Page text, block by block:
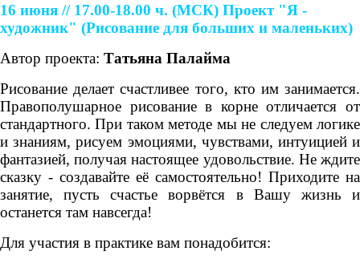
16 июня // 17.00-18.00 ч. (МСК) Проект "Я -
художник" (Рисование для больших и маленьких)
Автор проекта: Татьяна Палайма
Рисование делает счастливее того, кто им занимается.
Правополушарное рисование в корне отличается от
стандартного. При таком методе мы не следуем логике
и знаниям, рисуем эмоциями, чувствами, интуицией и
фантазией, получая настоящее удовольствие. Не ждите
сказку - создавайте её самостоятельно! Приходите на
занятие, пусть счастье ворвётся в Вашу жизнь и
останется там навсегда!
Для участия в практике вам понадобится: